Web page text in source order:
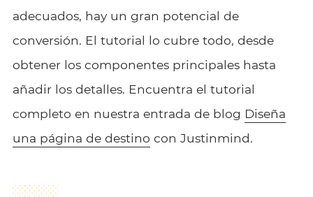
adecuados, hay un gran potencial de
conversión. El tutorial lo cubre todo, desde
obtener los componentes principales hasta
añadir los detalles. Encuentra el tutorial
completo en nuestra entrada de blog Diseña
una página de destino con Justinmind.